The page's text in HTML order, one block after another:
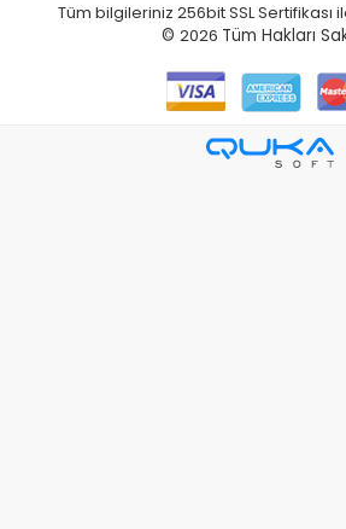
Tüm bilgileriniz 256bit SSL Sertifikası
©2026 Tüm Hakları